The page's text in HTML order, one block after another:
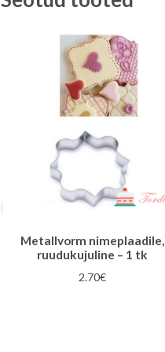
Metallvorm nimeplaadile,
ruudukujuline – 1 tk
2.70€